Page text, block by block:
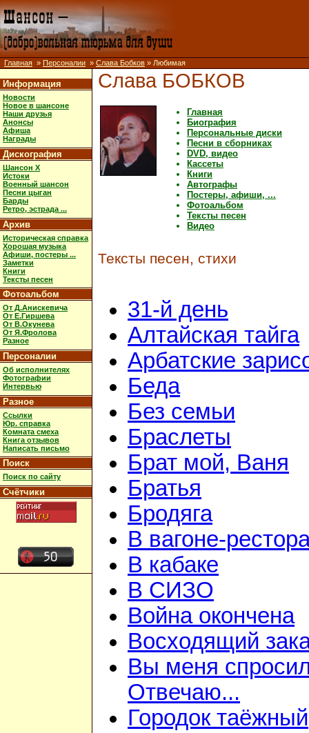
Главная » Персоналии » Слава Бобков » Любимая
Информация
Новости
Новое в шансоне
Наши друзья
Анонсы
Афиша
Награды
Дискография
Шансон X
Истоки
Военный шансон
Песни цыган
Барды
Ретро, эстрада ...
Архив
Историческая справка
Хорошая музыка
Афиши, постеры ...
Заметки
Книги
Тексты песен
Фотоальбом
От Д.Анискевича
От Е.Гиршева
От В.Окунева
От Я.Фролова
Разное
Персоналии
Об исполнителях
Фотографии
Интервью
Разное
Ссылки
Юр. справка
Комната смеха
Книга отзывов
Написать письмо
Поиск
Поиск по сайту
Счётчики
Слава БОБКОВ
Главная
Биография
Персональные диски
Песни в сборниках
DVD, видео
Кассеты
Книги
Автографы
Постеры, афиши, ...
Фотоальбом
Тексты песен
Видео
Тексты песен, стихи
31-й день
Алтайская тайга
Арбатские
Беда
Без семьи
Браслеты
Брат мой, Ваня
Братья
Бродяга
В вагоне-
В кабаке
В СИЗО
Война окончена
Восходящий
Вы меня
Отвечаю...
Городок таёжный